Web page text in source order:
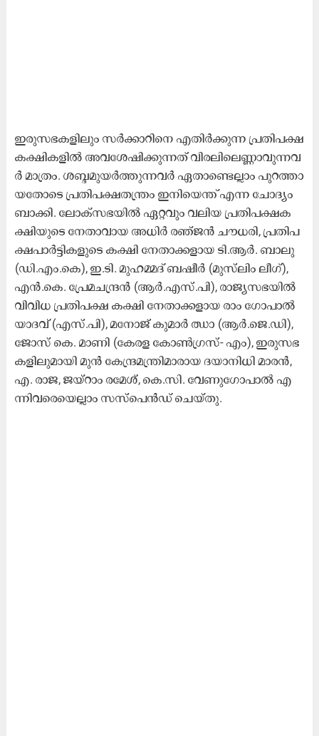
ഇ​രു​സ​ഭ​ക​ളി​ലും സ​ർ​ക്കാ​റി​നെ എ​തി​ർ​ക്കു​ന്ന പ്ര​തി​പ​ക്ഷ​
ക​ക്ഷി​ക​ളി​ൽ അ​വ​ശേ​ഷി​ക്കു​ന്ന​ത് വി​ര​ലി​ലെ​ണ്ണാ​വു​ന്ന​വ​
ർ മാ​ത്രം. ശ​ബ്ദ​മു​യ​ർ​ത്തു​ന്ന​വ​ർ ഏ​താ​ണ്ടെ​ല്ലാം പു​റ​ത്താ​
യ​തോ​ടെ പ്ര​തി​പ​ക്ഷ​ത​ന്ത്രം ഇ​നി​യെ​ന്ത് എ​ന്ന ചോ​ദ്യം
ബാ​ക്കി. ലോ​ക്സ​ഭ​യി​ൽ ഏ​റ്റ​വും വ​ലി​യ പ്ര​തി​പ​ക്ഷ​ക​
ക്ഷി​യു​ടെ നേ​താ​വാ​യ അ​ധി​ർ ര​ഞ്ജ​ൻ ചൗ​ധ​രി, പ്ര​തി​പ​
ക്ഷ​പാ​ർ​ട്ടി​ക​ളു​ടെ ക​ക്ഷി നേ​താ​ക്ക​ളാ​യ ടി.​ആ​ർ. ബാ​ലു
(ഡി.​എം.​കെ), ഇ.​ടി. മു​ഹ​മ്മ​ദ് ബ​ഷീ​ർ (മു​സ്‍ലിം ലീ​ഗ്),
എ​ൻ.​കെ. പ്രേ​മ​ച​ന്ദ്ര​ൻ (ആ​ർ.​എ​സ്.​പി), രാ​ജ്യ​സ​ഭ​യി​ൽ
വി​വി​ധ പ്ര​തി​പ​ക്ഷ ക​ക്ഷി നേ​താ​ക്ക​ളാ​യ രാം ​ഗോ​പാ​ൽ
യാ​ദ​വ് (എ​സ്.​പി), മ​​നോ​ജ് കു​മാ​ർ ഝാ (​ആ​ർ.​ജെ.​ഡി),
ജോ​സ് കെ. ​മാ​ണി (കേ​ര​ള കോ​ൺ​ഗ്ര​സ്- എം), ​ഇ​രു​സ​ഭ​
ക​ളി​ലു​മാ​യി മു​ൻ കേ​ന്ദ്ര​മ​ന്ത്രി​മാ​രാ​യ ദ​യാ​നി​ധി മാ​ര​ൻ,
എ. ​രാ​ജ, ജ​യ്റാം ര​മേ​ശ്, കെ.​സി. വേ​ണു​ഗോ​പാ​ൽ എ​
ന്നി​വ​രെ​യെ​ല്ലാം സ​സ്​​പെ​ൻ​ഡ് ചെ​യ്തു.